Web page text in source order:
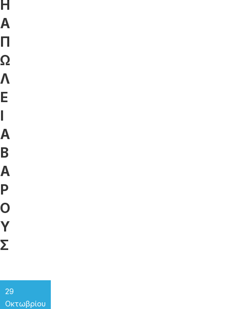
Η
Α
Π
Ω
Λ
Ε
Ι
Α
Β
Α
Ρ
Ο
Υ
Σ
29
Οκτωβρίου